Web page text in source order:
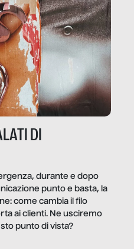
DI
durante e dopo
punto e basta, la
come cambia il filo
ai clienti. Ne usciremo
punto di vista?